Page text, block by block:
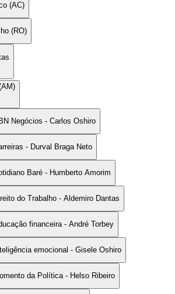
(AC)
(RO)
Negócios - Carlos Oshiro
- Durval Braga Neto
Baré - Humberto Amorim
do Trabalho - Aldemiro Dantas
financeira - André Torbey
emocional - Gisele Oshiro
da Política - Helso Ribeiro